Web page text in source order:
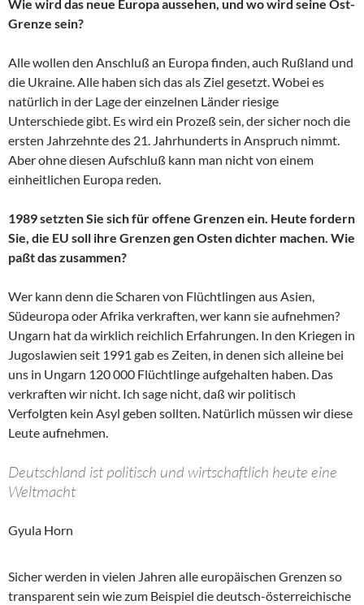
Wie wird das neue Europa aussehen, und wo wird seine Ost-
Grenze sein?
Alle wollen den Anschluß an Europa finden, auch Rußland und
die Ukraine. Alle haben sich das als Ziel gesetzt. Wobei es
natürlich in der Lage der einzelnen Länder riesige
Unterschiede gibt. Es wird ein Prozeß sein, der sicher noch die
ersten Jahrzehnte des 21. Jahrhunderts in Anspruch nimmt.
Aber ohne diesen Aufschluß kann man nicht von einem
einheitlichen Europa reden.
1989 setzten Sie sich für offene Grenzen ein. Heute fordern
Sie, die EU soll ihre Grenzen gen Osten dichter machen. Wie
paßt das zusammen?
Wer kann denn die Scharen von Flüchtlingen aus Asien,
Südeuropa oder Afrika verkraften, wer kann sie aufnehmen?
Ungarn hat da wirklich reichlich Erfahrungen. In den Kriegen in
Jugoslawien seit 1991 gab es Zeiten, in denen sich alleine bei
uns in Ungarn 120 000 Flüchtlinge aufgehalten haben. Das
verkraften wir nicht. Ich sage nicht, daß wir politisch
Verfolgten kein Asyl geben sollten. Natürlich müssen wir diese
Leute aufnehmen.
Deutschland ist politisch und wirtschaftlich heute eine
Weltmacht
Gyula Horn
Sicher werden in vielen Jahren alle europäischen Grenzen so
transparent sein wie zum Beispiel die deutsch-österreichische